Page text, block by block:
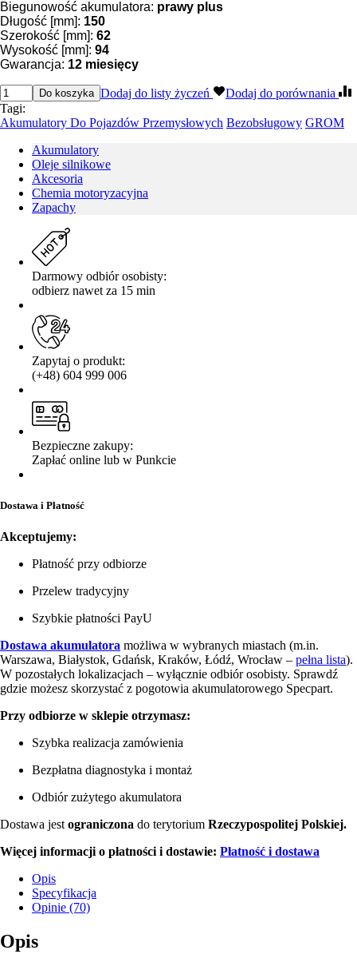
Biegunowość akumulatora: prawy plus
Długość [mm]: 150
Szerokość [mm]: 62
Wysokość [mm]: 94
Gwarancja: 12 miesięcy
Do koszyka Dodaj do listy życzeń
Dodaj do porównania
Tagi:
Akumulatory Do Pojazdów Przemysłowych Bezobsługowy GROM
Akumulatory
Oleje silnikowe
Akcesoria
Chemia motoryzacyjna
Zapachy
Darmowy odbiór osobisty:
odbierz nawet za 15 min
Zapytaj o produkt:
(+48) 604 999 006
Bezpieczne zakupy:
Zapłać online lub w Punkcie
Dostawa i Płatność
Akceptujemy:
Płatność przy odbiorze
Przelew tradycyjny
Szybkie płatności PayU
Dostawa akumulatora możliwa w wybranych miastach (m.in.
Warszawa, Białystok, Gdańsk, Kraków, Łódź, Wrocław – pełna lista).
W pozostałych lokalizacjach – wyłącznie odbiór osobisty. Sprawdź
gdzie możesz skorzystać z pogotowia akumulatorowego Specpart.
Przy odbiorze w sklepie otrzymasz:
Szybka realizacja zamówienia
Bezpłatna diagnostyka i montaż
Odbiór zużytego akumulatora
Dostawa jest ograniczona do terytorium Rzeczypospolitej Polskiej.
Więcej informacji o płatności i dostawie: Płatność i dostawa
Opis
Specyfikacja
Opinie (70)
Opis